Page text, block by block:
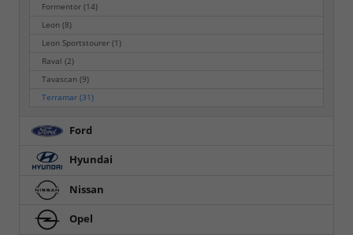
Formentor(14)
Leon(8)
Leon Sportstourer(1)
Raval(2)
Tavascan(9)
Terramar(31)
Ford
Hyundai
Nissan
Opel